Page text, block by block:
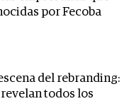
por Fecoba
del rebranding:
todos los